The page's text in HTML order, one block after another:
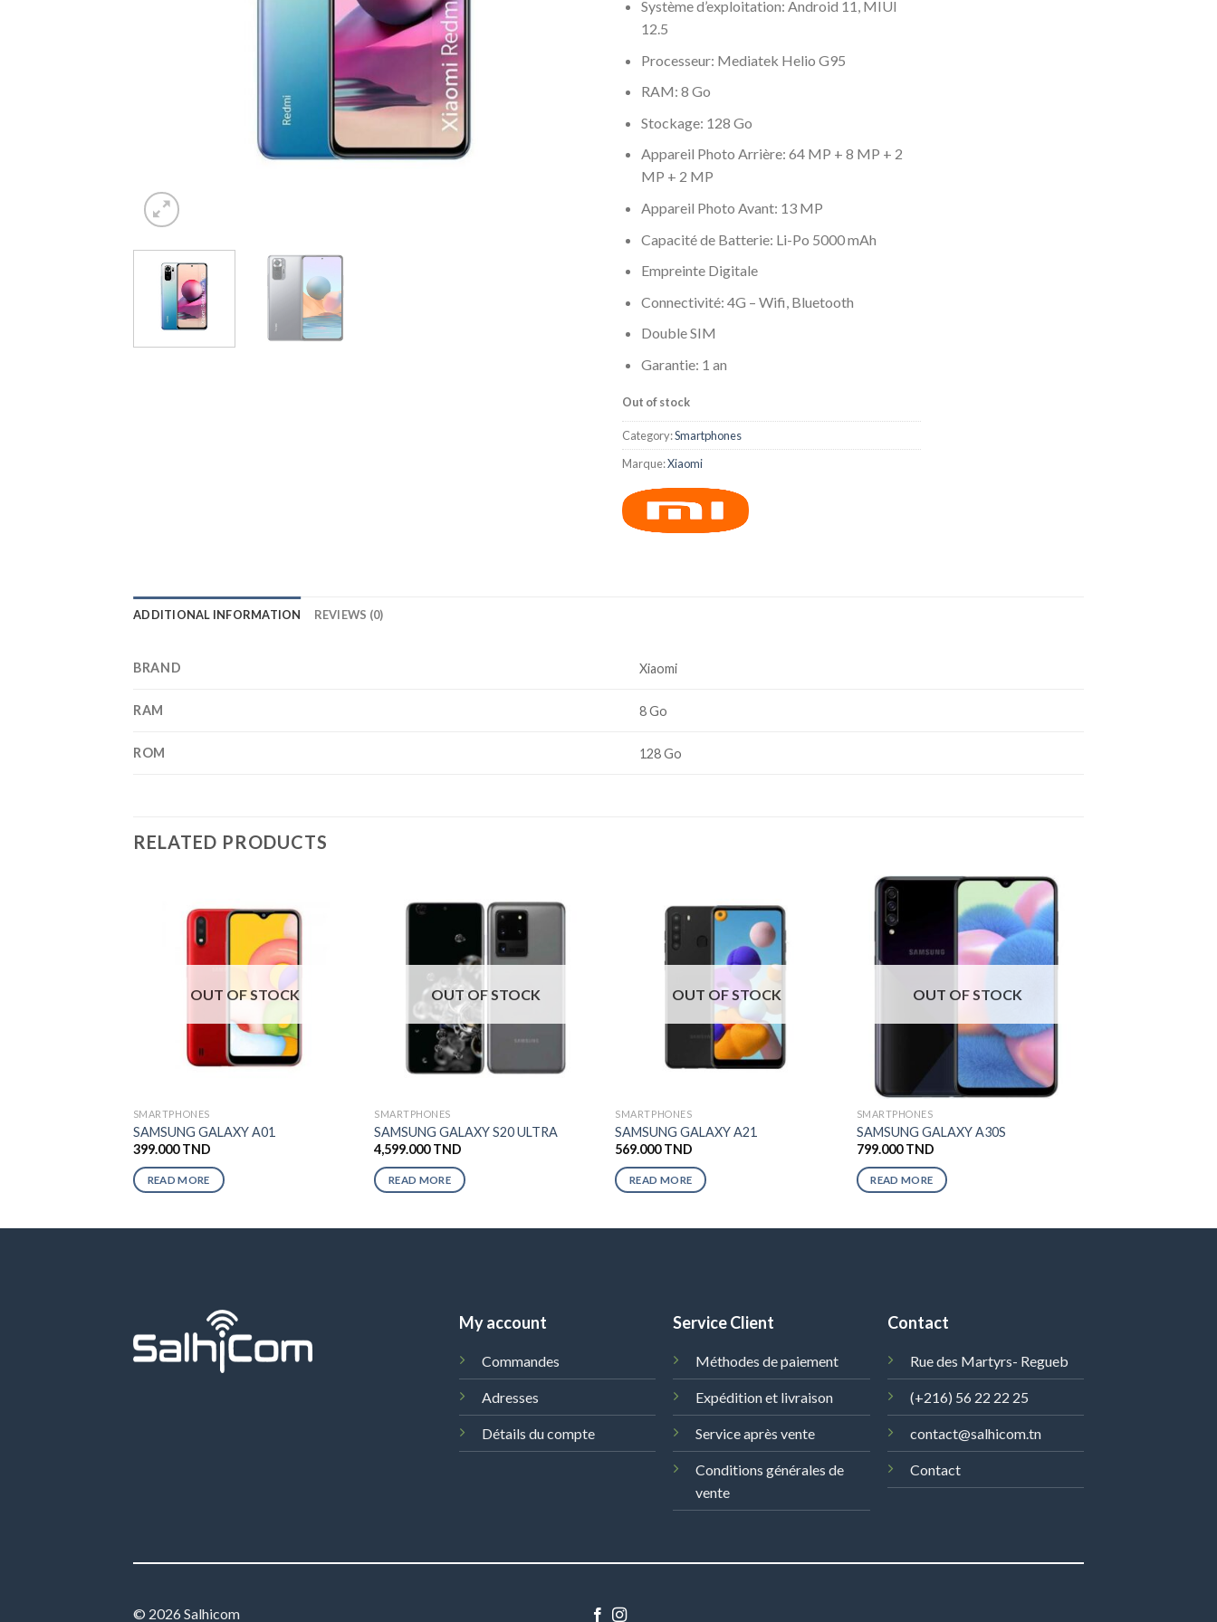
Système d’exploitation: Android 11, MIUI
12.5
Processeur: Mediatek Helio G95
RAM: 8 Go
Stockage: 128 Go
Appareil Photo Arrière: 64 MP + 8 MP + 2
MP + 2 MP
Appareil Photo Avant: 13 MP
Capacité de Batterie: Li-Po 5000 mAh
Empreinte Digitale
Connectivité: 4G – Wifi, Bluetooth
Double SIM
Garantie: 1 an
Out of stock
Category:Smartphones
Marque:Xiaomi
ADDITIONAL INFORMATION REVIEWS (0)
BRAND Xiaomi
RAM 8 Go
ROM 128 Go
RELATED PRODUCTS
OUT OF STOCK
SMARTPHONES
SAMSUNG GALAXY A01
399.000TND
READ MORE
OUT OF STOCK
SMARTPHONES
SAMSUNG GALAXY S20 ULTRA
4,599.000TND
READ MORE
OUT OF STOCK
SMARTPHONES
SAMSUNG GALAXY A21
569.000TND
READ MORE
OUT OF STOCK
SMARTPHONES
SAMSUNG GALAXY A30S
799.000TND
READ MORE
My account
Commandes
Adresses
Détails du compte
Service Client
Méthodes de paiement
Expédition et livraison
Service après vente
Conditions générales de
vente
Contact
Rue des Martyrs- Regueb
(+216) 56 22 22 25
contact@salhicom.tn
Contact
© 2026 Salhicom